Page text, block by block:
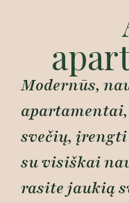
Modernūs,
svečių, įrengti
su visiškai
rasite jaukią